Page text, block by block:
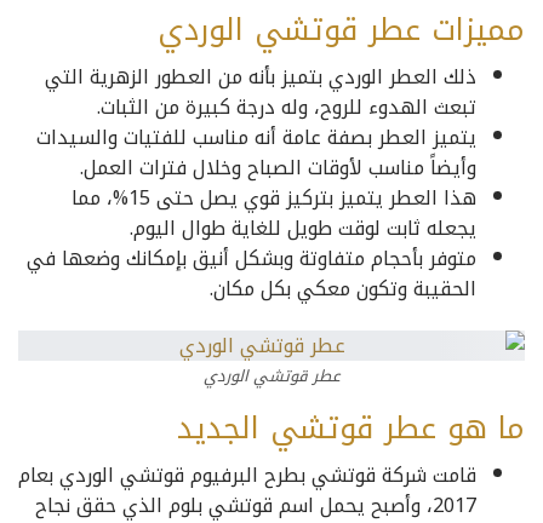
مميزات عطر قوتشي الوردي
ذلك العطر الوردي بتميز بأنه من العطور الزهرية التي
تبعث الهدوء للروح، وله درجة كبيرة من الثبات.
يتميز العطر بصفة عامة أنه مناسب للفتيات والسيدات
وأيضاً مناسب لأوقات الصباح وخلال فترات العمل.
هذا العطر يتميز بتركيز قوي يصل حتى 15%، مما
يجعله ثابت لوقت طويل للغاية طوال اليوم.
متوفر بأحجام متفاوتة وبشكل أنيق بإمكانك وضعها في
الحقيبة وتكون معكي بكل مكان.
عطر قوتشي الوردي
ما هو عطر قوتشي الجديد
قامت شركة قوتشي بطرح البرفيوم قوتشي الوردي بعام
2017، وأصبح يحمل اسم قوتشي بلوم الذي حقق نجاح